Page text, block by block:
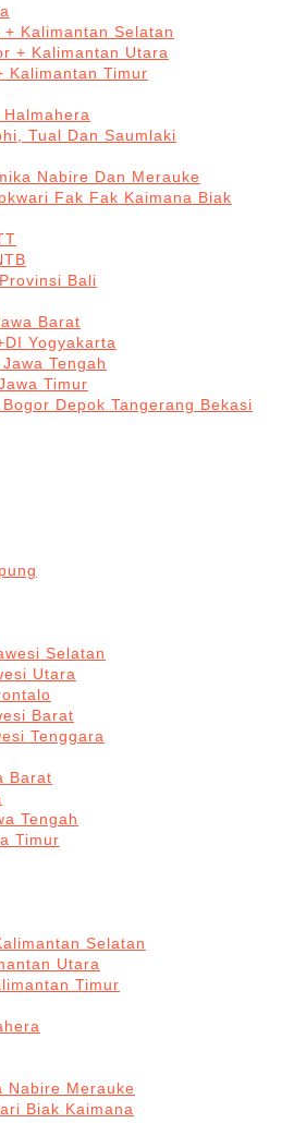
Kalimantan Selatan
+ Kalimantan Utara
Kalimantan Timur
Tual Dan Saumlaki
Nabire Dan Merauke
Fak Fak Kaimana Biak
Bali
Barat
Yogyakarta
Tengah
Timur
Depok Tangerang Bekasi
Selatan
Utara
Barat
Tenggara
Barat
Tengah
Timur
Selatan
Utara
Timur
Nabire Merauke
Biak Kaimana